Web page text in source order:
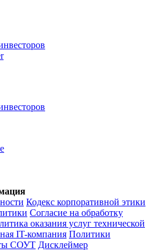
Кодекс корпоративной этики
Согласие на обработку
оказания услуг технической
IT-компания Политики
СОУТ Дисклеймер